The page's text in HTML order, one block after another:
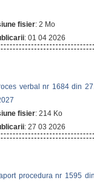
fisier: 2 Mo
: 01 04 2026
verbal nr 1684 din
fisier: 214 Ko
: 27 03 2026
procedura nr 1595 din